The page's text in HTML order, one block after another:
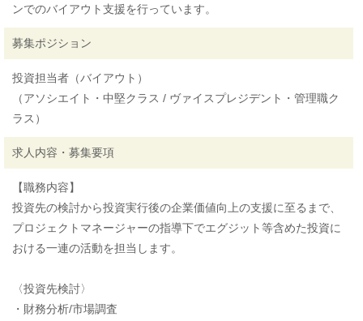
ンでのバイアウト支援を行っています。
募集ポジション
投資担当者（バイアウト）
（アソシエイト・中堅クラス / ヴァイスプレジデント・管理職ク
ラス）
求人内容・募集要項
【職務内容】
投資先の検討から投資実行後の企業価値向上の支援に至るまで、
プロジェクトマネージャーの指導下でエグジット等含めた投資に
おける一連の活動を担当します。
〈投資先検討〉
・財務分析/市場調査